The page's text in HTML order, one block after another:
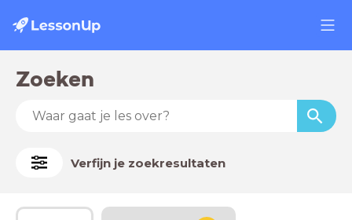
Zoeken
Verfijn je zoekresultaten